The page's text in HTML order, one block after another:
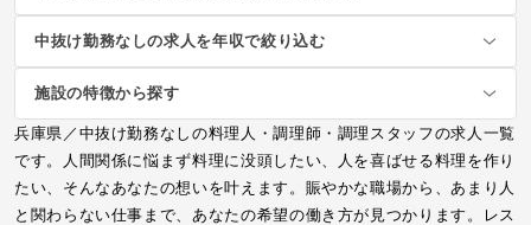
中抜け勤務なしの求人を年収で絞り込む
施設の特徴から探す
兵庫県／中抜け勤務なしの料理人・調理師・調理スタッフの求人一覧
です。人間関係に悩まず料理に没頭したい、人を喜ばせる料理を作り
たい、そんなあなたの想いを叶えます。賑やかな職場から、あまり人
と関わらない仕事まで、あなたの希望の働き方が見つかります。レス